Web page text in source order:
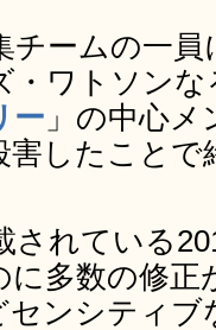
チームの一
・ワトソン
ー 」の中心
したことで
されている
に多数の修
センシティ